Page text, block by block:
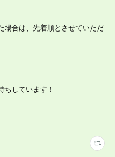
合は、先着順とさせていただ
ちしています！